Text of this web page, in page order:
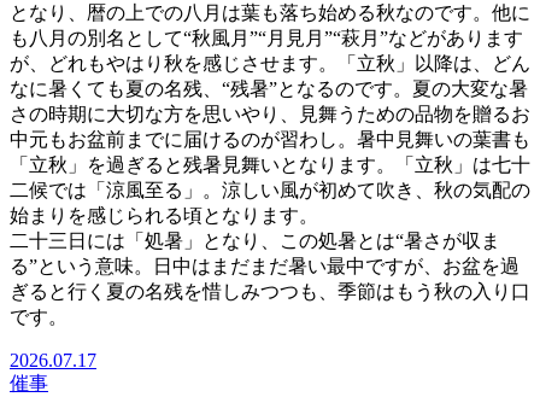
となり、暦の上での八月は葉も落ち始める秋なのです。他に
も八月の別名として“秋風月”“月見月”“萩月”などがあります
が、どれもやはり秋を感じさせます。「立秋」以降は、どん
なに暑くても夏の名残、“残暑”となるのです。夏の大変な暑
さの時期に大切な方を思いやり、見舞うための品物を贈るお
中元もお盆前までに届けるのが習わし。暑中見舞いの葉書も
「立秋」を過ぎると残暑見舞いとなります。「立秋」は七十
二候では「涼風至る」。涼しい風が初めて吹き、秋の気配の
始まりを感じられる頃となります。
二十三日には「処暑」となり、この処暑とは“暑さが収ま
る”という意味。日中はまだまだ暑い最中ですが、お盆を過
ぎると行く夏の名残を惜しみつつも、季節はもう秋の入り口
です。
2026.07.17
催事